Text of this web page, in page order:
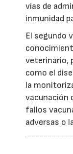
vías de
inmunidad
El segundo
veterinario,
como el
la
vacunación
fallos
adversas o